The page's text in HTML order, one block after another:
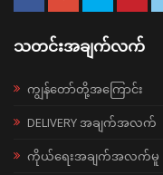
သတင်းအချက်လက်
ကျွန်တော်တို့အကြောင်း
DELIVERY အချက်အလက်
ကိုယ်ရေးအချက်အလက်မူ